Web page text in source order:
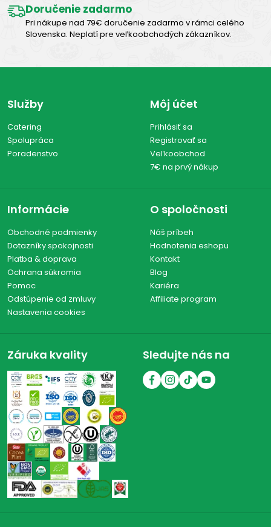
Doručenie zadarmo
Pri nákupe nad 79€ doručenie zadarmo v rámci celého
Slovenska. Neplatí pre veľkoobchodých zákazníkov.
Služby
Catering
Spolupráca
Poradenstvo
Môj účet
Prihlásiť sa
Registrovať sa
Veľkoobchod
7€ na prvý nákup
Informácie
Obchodné podmienky
Dotazníky spokojnosti
Platba & doprava
Ochrana súkromia
Pomoc
Odstúpenie od zmluvy
Nastavenia cookies
O spoločnosti
Náš príbeh
Hodnotenia eshopu
Kontakt
Blog
Kariéra
Affiliate program
Záruka kvality Sledujte nás na